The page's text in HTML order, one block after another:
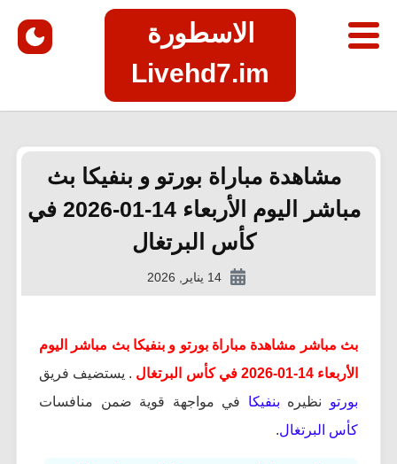
الاسطورة
Livehd7.im
مشاهدة مباراة بورتو و بنفيكا بث
مباشر اليوم الأربعاء 14-01-2026 في
كأس البرتغال
14 يناير, 2026
بث مباشر مشاهدة مباراة بورتو و بنفيكا بث مباشر اليوم
الأربعاء 14-01-2026 في كأس البرتغال
. يستضيف فريق
بورتو نظيره بنفيكا في مواجهة قوية ضمن منافسات
كأس البرتغال.